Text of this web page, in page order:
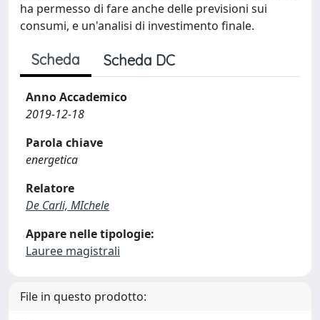
ha permesso di fare anche delle previsioni sui
consumi, e un'analisi di investimento finale.
Scheda Scheda DC
Anno Accademico
2019-12-18
Parola chiave
energetica
Relatore
De Carli, MIchele
Appare nelle tipologie:
Lauree magistrali
File in questo prodotto: